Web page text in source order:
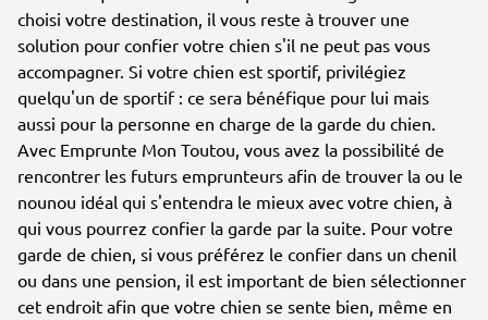
choisi votre destination, il vous reste à trouver une
solution pour confier votre chien s'il ne peut pas vous
accompagner. Si votre chien est sportif, privilégiez
quelqu'un de sportif : ce sera bénéfique pour lui mais
aussi pour la personne en charge de la garde du chien.
Avec Emprunte Mon Toutou, vous avez la possibilité de
rencontrer les futurs emprunteurs afin de trouver la ou le
nounou idéal qui s'entendra le mieux avec votre chien, à
qui vous pourrez confier la garde par la suite. Pour votre
garde de chien, si vous préférez le confier dans un chenil
ou dans une pension, il est important de bien sélectionner
cet endroit afin que votre chien se sente bien, même en